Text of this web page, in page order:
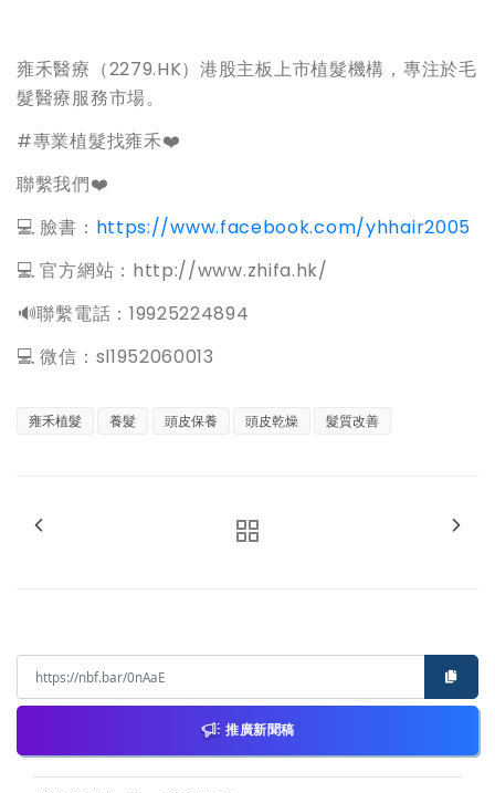
雍禾醫療（2279.HK）港股主板上市植髮機構，專注於毛
髮醫療服務市場。
#專業植髮找雍禾❤️
聯繫我們❤️
💻 臉書： https://www.facebook.com/yhhair2005
💻 官方網站：http://www.zhifa.hk/
️🔊聯繫電話：19925224894
💻 微信：sl1952060013
雍禾植髮 養髮 頭皮保養 頭皮乾燥 髮質改善
推廣新聞稿